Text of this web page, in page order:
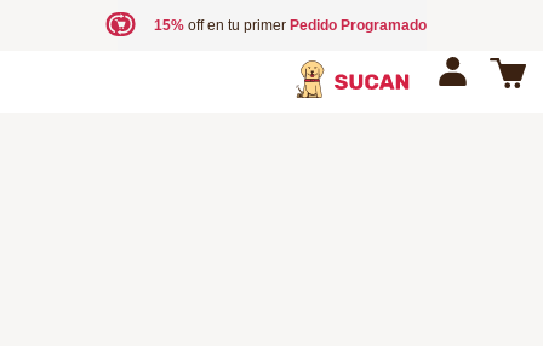
15%off en tu primer Pedido Programado